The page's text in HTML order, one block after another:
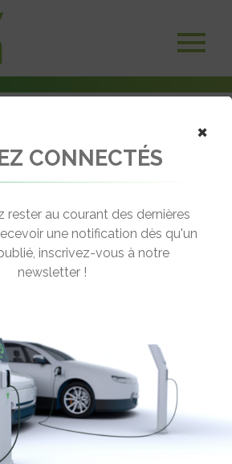
aux dépôts pour les camions électriques
LES CAMIONS
le 11 Fév 2026 à 06:00
×
CONNECTÉS
rester au courant des dernières
une notification dès qu'un
inscrivez-vous à notre
newsletter !